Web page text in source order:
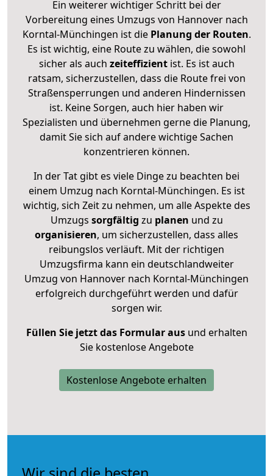
Ein weiterer wichtiger Schritt bei der
Vorbereitung eines Umzugs von Hannover nach
Korntal-Münchingen ist diePlanung der Routen.
Es ist wichtig, eine Route zu wählen, die sowohl
sicher als auch zeiteffizientist. Es ist auch
ratsam, sicherzustellen, dass die Route frei von
Straßensperrungen und anderen Hindernissen
ist. Keine Sorgen, auch hier haben wir
Spezialisten und übernehmen gerne die Planung,
damit Sie sich auf andere wichtige Sachen
konzentrieren können.
In der Tat gibt es viele Dinge zu beachten bei
einem Umzug nach Korntal-Münchingen. Es ist
wichtig, sich Zeit zu nehmen, um alle Aspekte des
Umzugs sorgfältig zu planen und zu
organisieren, um sicherzustellen, dass alles
reibungslos verläuft. Mit der richtigen
Umzugsfirma kann ein deutschlandweiter
Umzug von Hannover nach Korntal-Münchingen
erfolgreich durchgeführt werden und dafür
sorgen wir.
Füllen Sie jetzt das Formular ausund erhalten
Sie kostenlose Angebote
Kostenlose Angebote erhalten